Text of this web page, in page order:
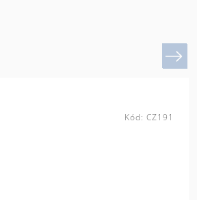
Kód: CZ191
Next